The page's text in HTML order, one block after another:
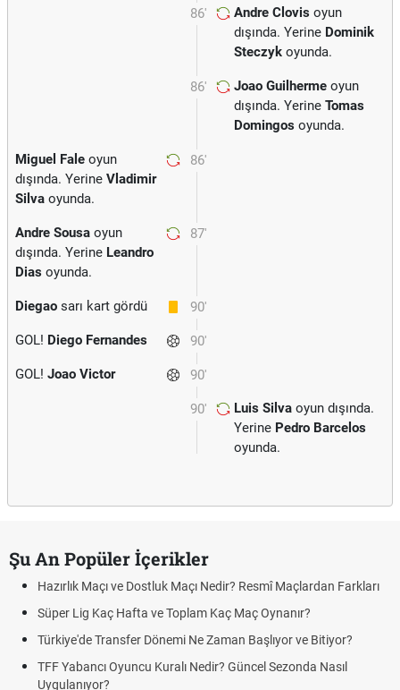
86' Andre Clovis oyun
dışında. Yerine Dominik
Steczyk oyunda.
86' Joao Guilherme oyun
dışında. Yerine Tomas
Domingos oyunda.
86'
Miguel Fale oyun
dışında. Yerine Vladimir
Silva oyunda.
87'
Andre Sousa oyun
dışında. Yerine Leandro
Dias oyunda.
90'
Diegao sarı kart gördü
90'
GOL! Diego Fernandes
90'
GOL! Joao Victor
90' Luis Silva oyun dışında.
Yerine Pedro Barcelos
oyunda.
Şu An Popüler İçerikler
Hazırlık Maçı ve Dostluk Maçı Nedir? Resmî Maçlardan Farkları
Süper Lig Kaç Hafta ve Toplam Kaç Maç Oynanır?
Türkiye'de Transfer Dönemi Ne Zaman Başlıyor ve Bitiyor?
TFF Yabancı Oyuncu Kuralı Nedir? Güncel Sezonda Nasıl
Uygulanıyor?